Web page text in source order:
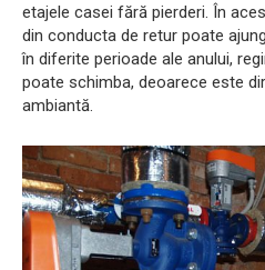
etajele casei fără pierderi. În
din conducta de retur poate
în diferite perioade ale anului,
poate schimba, deoarece este
ambiantă.